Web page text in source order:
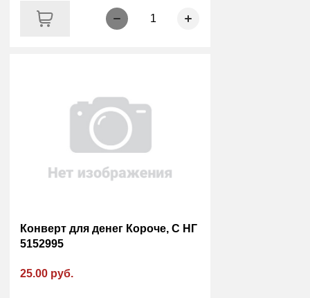
1
Конверт для денег Короче, С НГ
5152995
25.00 руб.